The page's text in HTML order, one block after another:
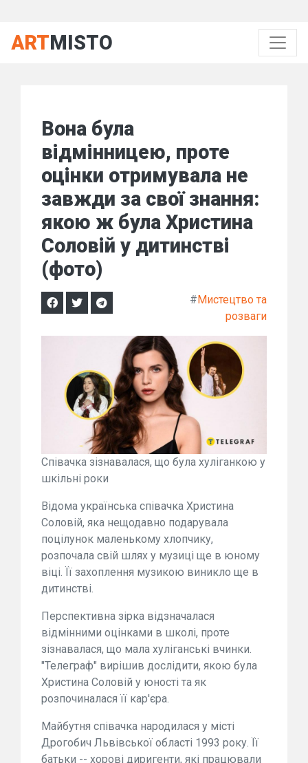
ARTMISTO
Вона була
відмінницею, проте
оцінки отримувала не
завжди за свої знання:
якою ж була Христина
Соловій у дитинстві
(фото)
#Мистецтво та
розваги
Співачка зізнавалася, що була хуліганкою у
шкільні роки
Відома українська співачка Христина
Соловій, яка нещодавно подарувала
поцілунок маленькому хлопчику,
розпочала свій шлях у музиці ще в юному
віці. Її захоплення музикою виникло ще в
дитинстві.
Перспективна зірка відзначалася
відмінними оцінками в школі, проте
зізнавалася, що мала хуліганські вчинки.
"Телеграф" вирішив дослідити, якою була
Христина Соловій у юності та як
розпочиналася її кар'єра.
Майбутня співачка народилася у місті
Дрогобич Львівської області 1993 року. Її
батьки -- хорові диригенти, які працювали